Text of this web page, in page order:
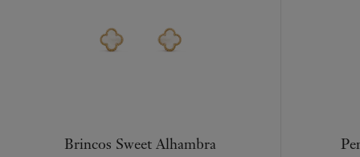
Brincos Sweet Alhambra